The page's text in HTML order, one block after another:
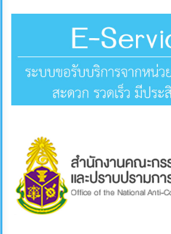
การ
การ
แผนการ
ป้องกัน
การ
ทุจริต